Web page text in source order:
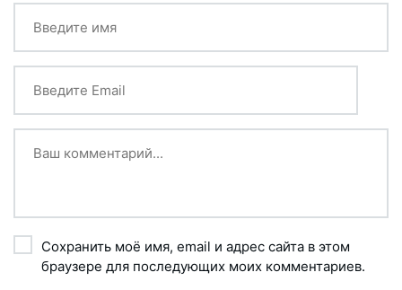
Сохранить моё имя, email и адрес сайта в этом
браузере для последующих моих комментариев.